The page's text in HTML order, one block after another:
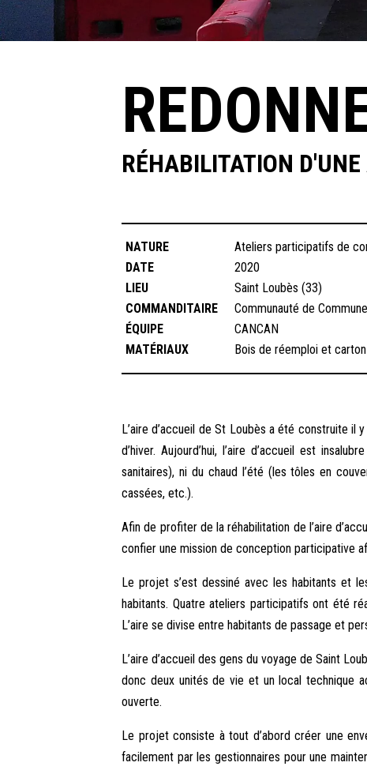
RÉHABILITATION D'UNE
NATURE
Ateliers participatifs de
DATE
2020
LIEU
Saint Loubès (33)
COMMANDITAIRE
Communauté de
ÉQUIPE
CANCAN
MATÉRIAUX
Bois de réemploi et
L’aire d’accueil de St Loubès a été construite
d’hiver. Aujourd’hui, l’aire d’accueil est
sanitaires), ni du chaud l’été (les tôles en
cassées, etc.).
Afin de profiter de la réhabilitation de l’aire
confier une mission de conception participative
Le projet s’est dessiné avec les habitants et
habitants. Quatre ateliers participatifs ont été
L’aire se divise entre habitants de passage et
L’aire d’accueil des gens du voyage de Saint
donc deux unités de vie et un local technique
ouverte.
Le projet consiste à tout d’abord créer une
facilement par les gestionnaires pour une